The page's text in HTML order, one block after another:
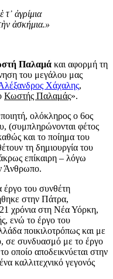
ἀγρίμια
ἀσκήμια.»
Παλαμά και αφορμή τη
του μεγάλου μας
Χάχαλης,
Κωστής Παλαμάς».
ολόκληρος ο 6ος
(συμπληρώνονται φέτος
και το ποίημα του
τη δημιουργία του
επίκαιρη – λόγω
Άνθρωπο.
έργο του συνθέτη
στην Πάτρα,
χρόνια στη Νέα Υόρκη,
ενώ το έργο του
ποικιλοτρόπως και με
σε συνδυασμό με το έργο
οποίο αποδεικνύεται στην
καλλιτεχνικό γεγονός